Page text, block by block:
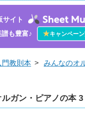
サイト
も豊富♪
★キャンペー
門教則本 > みんなのオ
ガン・ピアノの本 3